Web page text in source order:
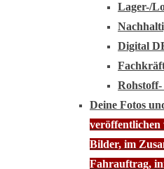
Lager-/
Digital
Deine Fotos
veröffentlichen
Bilder, im
Fahrauftrag,